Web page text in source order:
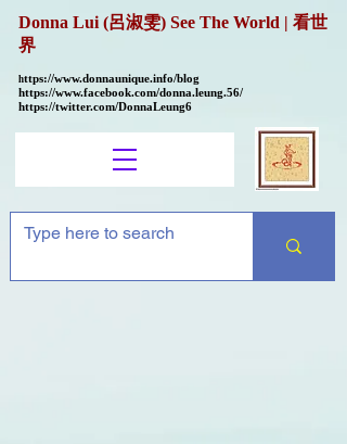
Donna Lui (呂淑雯) See The World | 看世
界
https://www.donnaunique.info/blog
https://www.facebook.com/donna.leung.56/
https://twitter.com/DonnaLeung6